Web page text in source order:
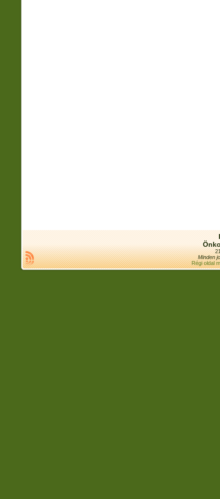
Minden
Régi oldal